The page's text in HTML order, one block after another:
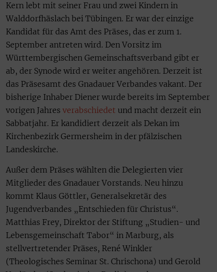
Kern lebt mit seiner Frau und zwei Kindern in
Walddorfhäslach bei Tübingen. Er war der einzige
Kandidat für das Amt des Präses, das er zum 1.
September antreten wird. Den Vorsitz im
Württembergischen Gemeinschaftsverband gibt er
ab, der Synode wird er weiter angehören. Derzeit ist
das Präsesamt des Gnadauer Verbandes vakant. Der
bisherige Inhaber Diener wurde bereits im September
vorigen Jahres verabschiedet und macht derzeit ein
Sabbatjahr. Er kandidiert derzeit als Dekan im
Kirchenbezirk Germersheim in der pfälzischen
Landeskirche.
Außer dem Präses wählten die Delegierten vier
Mitglieder des Gnadauer Vorstands. Neu hinzu
kommt Klaus Göttler, Generalsekretär des
Jugendverbandes „Entschieden für Christus“.
Matthias Frey, Direktor der Stiftung „Studien- und
Lebensgemeinschaft Tabor“ in Marburg, als
stellvertretender Präses, René Winkler
(Theologisches Seminar St. Chrischona) und Gerold